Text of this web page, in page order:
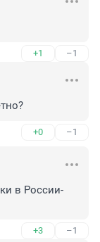
+1 –1
+0 –1
в России-
+3 –1